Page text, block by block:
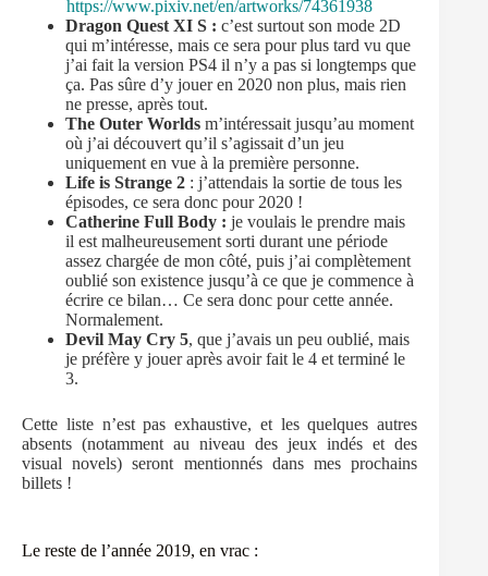
https://www.pixiv.net/en/artworks/74361938
Dragon Quest XI S : c’est surtout son mode 2D
qui m’intéresse, mais ce sera pour plus tard vu que
j’ai fait la version PS4 il n’y a pas si longtemps que
ça. Pas sûre d’y jouer en 2020 non plus, mais rien
ne presse, après tout.
The Outer Worlds m’intéressait jusqu’au moment
où j’ai découvert qu’il s’agissait d’un jeu
uniquement en vue à la première personne.
Life is Strange 2 : j’attendais la sortie de tous les
épisodes, ce sera donc pour 2020 !
Catherine Full Body : je voulais le prendre mais
il est malheureusement sorti durant une période
assez chargée de mon côté, puis j’ai complètement
oublié son existence jusqu’à ce que je commence à
écrire ce bilan… Ce sera donc pour cette année.
Normalement.
Devil May Cry 5, que j’avais un peu oublié, mais
je préfère y jouer après avoir fait le 4 et terminé le
3.
Cette liste n’est pas exhaustive, et les quelques autres
absents (notamment au niveau des jeux indés et des
visual novels) seront mentionnés dans mes prochains
billets !
Le reste de l’année 2019, en vrac :